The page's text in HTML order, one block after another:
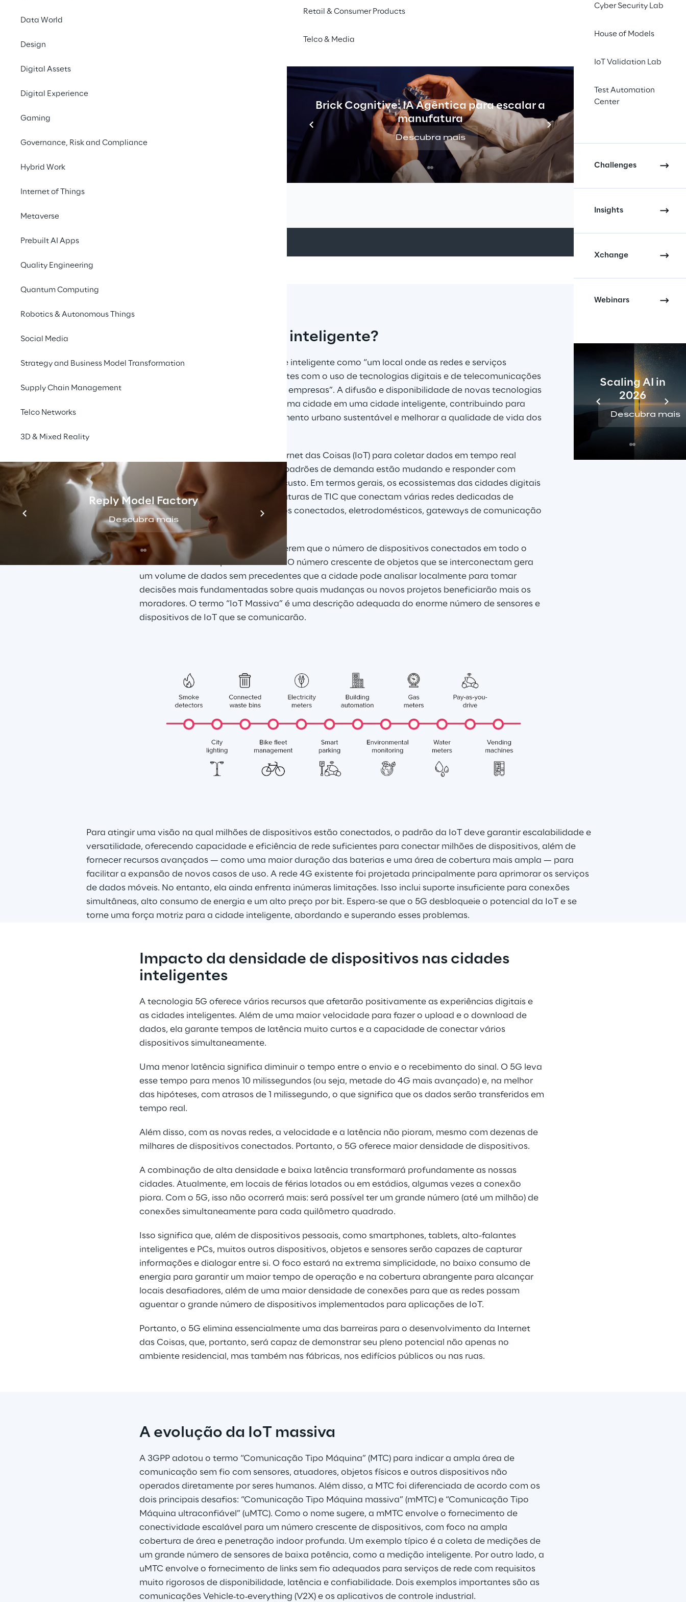
Data World
Design
Digital Assets
Digital Experience
Gaming
Governance, Risk and Compliance
Hybrid Work
Internet of Things
Metaverse
Prebuilt AI Apps
Quality Engineering
Quantum Computing
Robotics & Autonomous Things
Social Media
Strategy and Business Model Transformation
Supply Chain Management
Telco Networks
3D & Mixed Reality
Reply Model Factory
Descubra mais
Prebuilt AI Apps
Retail & Consumer Products
Telco & Media
Brick Cognitive: IA Agêntica para escalar a
manufatura
Descubra mais
Cyber Security Lab
House of Models
IoT Validation Lab
Test Automation
Center
Challenges
Insights
Xchange
Webinars
Scaling AI in
2026
Descubra mais
O que é uma cidade inteligente?
A evolução da IoT massiva
Reply expertise
O que é uma cidade inteligente?
A Comissão Europeia define cidade inteligente como “um local onde as redes e serviços
tradicionais tornam-se mais eficientes com o uso de tecnologias digitais e de telecomunicações
em benefício dos seus habitantes e empresas”. A difusão e disponibilidade de novas tecnologias
são necessárias para transformar uma cidade em uma cidade inteligente, contribuindo para
atingir um alto nível de desenvolvimento urbano sustentável e melhorar a qualidade de vida dos
As cidades inteligentes usam a Internet das Coisas (IoT) para coletar dados em tempo real
visando entender melhor como os padrões de demanda estão mudando e responder com
soluções mais rápidas e de menor custo. Em termos gerais, os ecossistemas das cidades digitais
são projetados para rodar em estruturas de TIC que conectam várias redes dedicadas de
dispositivos móveis, sensores, carros conectados, eletrodomésticos, gateways de comunicação
e data centers.
Em 2025, as tendências da IoT sugerem que o número de dispositivos conectados em todo o
mundo aumentará para 75 bilhões. O número crescente de objetos que se interconectam gera
um volume de dados sem precedentes que a cidade pode analisar localmente para tomar
decisões mais fundamentadas sobre quais mudanças ou novos projetos beneficiarão mais os
moradores. O termo “IoT Massiva” é uma descrição adequada do enorme número de sensores e
dispositivos de IoT que se comunicarão.
Para atingir uma visão na qual milhões de dispositivos estão conectados, o padrão da IoT deve garantir escalabilidade e
versatilidade, oferecendo capacidade e eficiência de rede suficientes para conectar milhões de dispositivos, além de
fornecer recursos avançados — como uma maior duração das baterias e uma área de cobertura mais ampla — para
facilitar a expansão de novos casos de uso. A rede 4G existente foi projetada principalmente para aprimorar os serviços
de dados móveis. No entanto, ela ainda enfrenta inúmeras limitações. Isso inclui suporte insuficiente para conexões
simultâneas, alto consumo de energia e um alto preço por bit. Espera-se que o 5G desbloqueie o potencial da IoT e se
torne uma força motriz para a cidade inteligente, abordando e superando esses problemas.
Impacto da densidade de dispositivos nas cidades
inteligentes
A tecnologia 5G oferece vários recursos que afetarão positivamente as experiências digitais e
as cidades inteligentes. Além de uma maior velocidade para fazer o upload e o download de
dados, ela garante tempos de latência muito curtos e a capacidade de conectar vários
dispositivos simultaneamente.
Uma menor latência significa diminuir o tempo entre o envio e o recebimento do sinal. O 5G leva
esse tempo para menos 10 milissegundos (ou seja, metade do 4G mais avançado) e, na melhor
das hipóteses, com atrasos de 1 milissegundo, o que significa que os dados serão transferidos em
tempo real.
Além disso, com as novas redes, a velocidade e a latência não pioram, mesmo com dezenas de
milhares de dispositivos conectados. Portanto, o 5G oferece maior densidade de dispositivos.
A combinação de alta densidade e baixa latência transformará profundamente as nossas
cidades. Atualmente, em locais de férias lotados ou em estádios, algumas vezes a conexão
piora. Com o 5G, isso não ocorrerá mais: será possível ter um grande número (até um milhão) de
conexões simultaneamente para cada quilômetro quadrado.
Isso significa que, além de dispositivos pessoais, como smartphones, tablets, alto-falantes
inteligentes e PCs, muitos outros dispositivos, objetos e sensores serão capazes de capturar
informações e dialogar entre si. O foco estará na extrema simplicidade, no baixo consumo de
energia para garantir um maior tempo de operação e na cobertura abrangente para alcançar
locais desafiadores, além de uma maior densidade de conexões para que as redes possam
aguentar o grande número de dispositivos implementados para aplicações de IoT.
Portanto, o 5G elimina essencialmente uma das barreiras para o desenvolvimento da Internet
das Coisas, que, portanto, será capaz de demonstrar seu pleno potencial não apenas no
ambiente residencial, mas também nas fábricas, nos edifícios públicos ou nas ruas.
A evolução da IoT massiva
A 3GPP adotou o termo “Comunicação Tipo Máquina” (MTC) para indicar a ampla área de
comunicação sem fio com sensores, atuadores, objetos físicos e outros dispositivos não
operados diretamente por seres humanos. Além disso, a MTC foi diferenciada de acordo com os
dois principais desafios: “Comunicação Tipo Máquina massiva” (mMTC) e “Comunicação Tipo
Máquina ultraconfiável” (uMTC). Como o nome sugere, a mMTC envolve o fornecimento de
conectividade escalável para um número crescente de dispositivos, com foco na ampla
cobertura de área e penetração indoor profunda. Um exemplo típico é a coleta de medições de
um grande número de sensores de baixa potência, como a medição inteligente. Por outro lado, a
uMTC envolve o fornecimento de links sem fio adequados para serviços de rede com requisitos
muito rigorosos de disponibilidade, latência e confiabilidade. Dois exemplos importantes são as
comunicações Vehicle‐to‐everything (V2X) e os aplicativos de controle industrial.